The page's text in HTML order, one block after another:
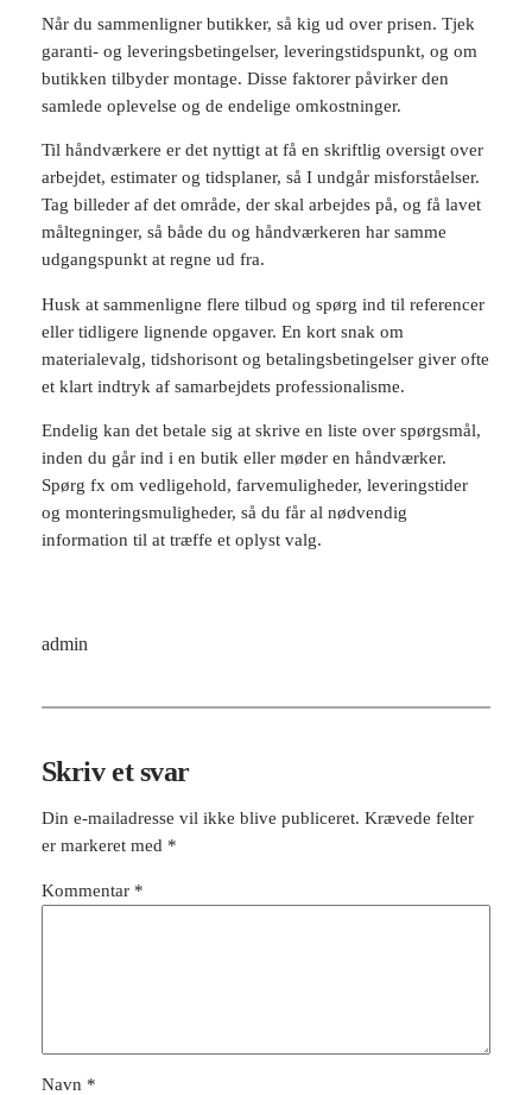
Når du sammenligner butikker, så kig ud over prisen. Tjek
garanti- og leveringsbetingelser, leveringstidspunkt, og om
butikken tilbyder montage. Disse faktorer påvirker den
samlede oplevelse og de endelige omkostninger.
Til håndværkere er det nyttigt at få en skriftlig oversigt over
arbejdet, estimater og tidsplaner, så I undgår misforståelser.
Tag billeder af det område, der skal arbejdes på, og få lavet
måltegninger, så både du og håndværkeren har samme
udgangspunkt at regne ud fra.
Husk at sammenligne flere tilbud og spørg ind til referencer
eller tidligere lignende opgaver. En kort snak om
materialevalg, tidshorisont og betalingsbetingelser giver ofte
et klart indtryk af samarbejdets professionalisme.
Endelig kan det betale sig at skrive en liste over spørgsmål,
inden du går ind i en butik eller møder en håndværker.
Spørg fx om vedligehold, farvemuligheder, leveringstider
og monteringsmuligheder, så du får al nødvendig
information til at træffe et oplyst valg.
admin
Skriv et svar
Din e-mailadresse vil ikke blive publiceret. Krævede felter
er markeret med *
Kommentar *
Navn *